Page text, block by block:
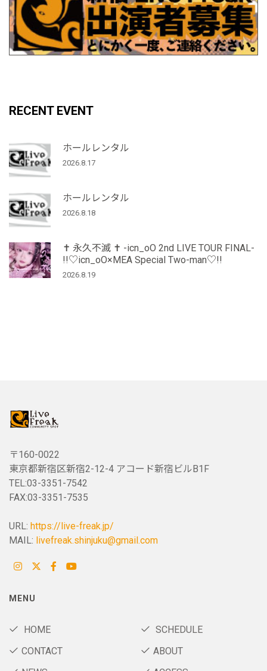
RECENT EVENT
ホールレンタル
2026.8.17
ホールレンタル
2026.8.18
‪✝︎ 永久不滅 ✝︎ -icn_oO 2nd LIVE TOUR FINAL-
!!♡icn_oO×MEA Special Two-man♡!!
2026.8.19
〒160-0022
東京都新宿区新宿2-12-4 アコード新宿ビルB1F
TEL:03-3351-7542
FAX:03-3351-7535
URL: https://live-freak.jp/
MAIL: livefreak.shinjuku@gmail.com
MENU
HOME
SCHEDULE
CONTACT
ABOUT